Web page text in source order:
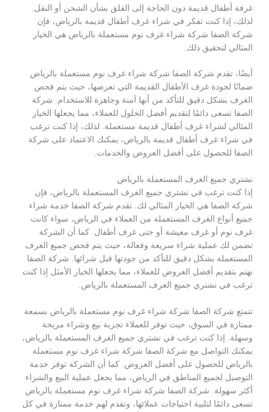
غرفة أطفال قديمة دون الحاجة إلى القلق بشأن الشحن أو النقل.
لذلك، إذا كنت تفكر في شراء غرف أطفال قديمة بالرياض، فإن
شركة الصفا شركة شراء غرف نوم مستعملة بالرياض هي الخيار
المثالي لتحقيق ذلك.
أيضًا، تقدم شركة الصفا شركة شراء غرف نوم مستعملة بالرياض
ضمانًا لجودة غرف الأطفال القديمة التي تعرضها، حيث يتم فحص
الغرف بشكل دقيق للتأكد من أنها آمنة وجاهزة للاستخدام. شركة
الصفا تسعى دائمًا لتقديم أفضل الحلول للعملاء، مما يجعلها الخيار
المثالي لشراء غرف أطفال قديمة مستعملة. لذلك، إذا كنت ترغب
في شراء غرف أطفال قديمة بالرياض، يمكنك الاعتماد على شركة
الصفا للحصول على أفضل العروض والخدمات.
نشتري جميع الغرف المستعملة بالرياض
إذا كنت ترغب في نشتري جميع الغرف المستعملة بالرياض، فإن
شركة الصفا هي الخيار المثالي لك. تقدم شركة الصفا خدمة شراء
جميع أنواع الغرف المستعملة من العملاء في الرياض، سواء كانت
غرف نوم أو غرف معيشة أو حتى غرف أطفال. كما أن الشركة
تضمن لك عملية شراء سريعة وفعالة، حيث يتم فحص جميع الغرف
المستعملة بشكل دقيق للتأكد من جودتها قبل شرائها. شركة الصفا
تهتم بتقديم أفضل العروض للعملاء، مما يجعلها الخيار الأمثل إذا كنت
ترغب في نشتري جميع الغرف المستعملة بالرياض.
تتمتع شركة الصفا شركة شراء غرف نوم مستعملة بالرياض بسمعة
ممتازة في السوق، حيث توفر للعملاء تجربة بيع وشراء مريحة
وسهلة. إذا كنت ترغب في نشتري جميع الغرف المستعملة بالرياض،
يمكنك التواصل مع شركة الصفا شركة شراء غرف نوم مستعملة
بالرياض للحصول على أفضل العروض. كما أن الشركة توفر خدمة
التوصيل لجميع المناطق في الرياض، مما يجعل عملية البيع والشراء
أكثر سهولة. شركة الصفا شركة شراء غرف نوم مستعملة بالرياض
تسعى دائمًا لتلبية احتياجات عملائها، وتقدم لهم خدمة ممتازة في كل